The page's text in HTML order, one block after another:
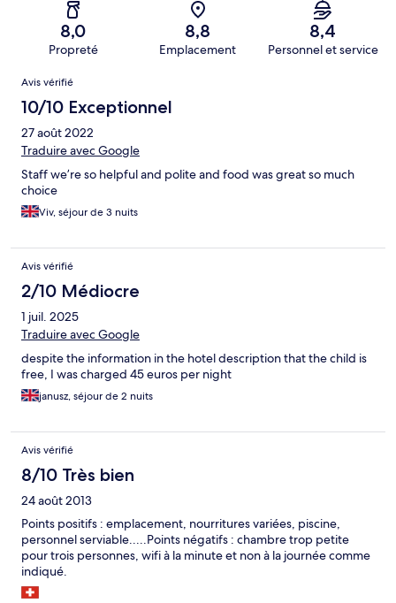
8,0
Propreté
8,8
Emplacement
8,4
Personnel et service
Avis
Avis vérifié
10/10 Exceptionnel
27 août 2022
Traduire avec Google
Staff we’re so helpful and polite and food was great so much
choice
Viv, séjour de 3 nuits
Avis vérifié
2/10 Médiocre
1 juil. 2025
Traduire avec Google
despite the information in the hotel description that the child is
free, I was charged 45 euros per night
janusz, séjour de 2 nuits
Avis vérifié
8/10 Très bien
24 août 2013
Points positifs : emplacement, nourritures variées, piscine,
personnel serviable.....Points négatifs : chambre trop petite
pour trois personnes, wifi à la minute et non à la journée comme
indiqué.